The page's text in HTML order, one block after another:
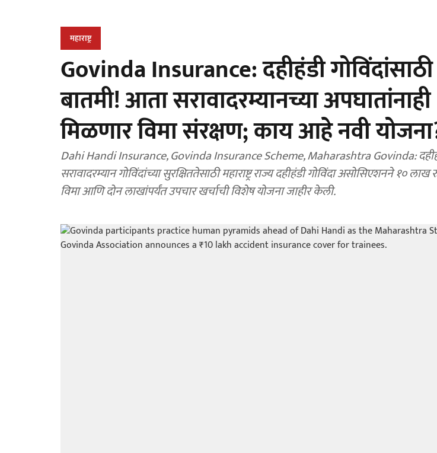
महाराष्ट्र
Govinda Insurance: दहीहंडी गोविंदांसाठी
बातमी! आता सरावादरम्यानच्या अपघातांनाही
मिळणार विमा संरक्षण; काय आहे नवी
Dahi Handi Insurance, Govinda Insurance Scheme, Maharashtra Govinda:
सरावादरम्यान गोविंदांच्या सुरक्षिततेसाठी महाराष्ट्र राज्य दहीहंडी गोविंदा असोसिएशनने १०
विमा आणि दोन लाखांपर्यंत उपचार खर्चाची विशेष योजना जाहीर केली.